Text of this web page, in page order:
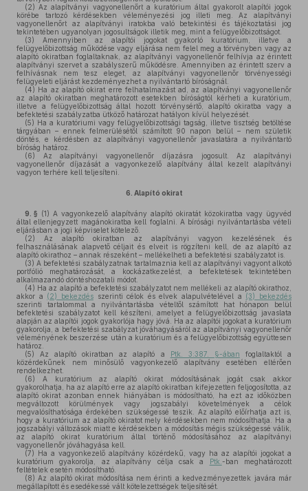
(2) Az alapítványi vagyonellenőrt a kuratórium által gyakorolt alapítói jogok
körébe tartozó kérdésekben véleményezési jog illeti meg. Az alapítványi
vagyonellenőrt az alapítványi iratokba való betekintési és tájékoztatási jog
tekintetében ugyanolyan jogosultságok illetik meg, mint a felügyelőbizottságot.
(3) Amennyiben az alapítói jogokat gyakorló kuratórium, illetve a
felügyelőbizottság működése vagy eljárása nem felel meg a törvényben vagy az
alapító okiratban foglaltaknak, az alapítványi vagyonellenőr felhívja az érintett
alapítványi szervet a szabályszerű működésre. Amennyiben az érintett szerv a
felhívásnak nem tesz eleget, az alapítványi vagyonellenőr törvényességi
felügyeleti eljárást kezdeményezhet a nyilvántartó bíróságnál.
(4) Ha az alapító okirat erre felhatalmazást ad, az alapítványi vagyonellenőr
az alapító okiratban meghatározott esetekben bíróságtól kérheti a kuratórium,
illetve a felügyelőbizottság által hozott törvénysértő, alapító okiratba vagy a
befektetési szabályzatba ütköző határozat hatályon kívül helyezését.
(5) Ha a kuratóriumi vagy felügyelőbizottsági tagság, illetve tisztség betöltése
tárgyában – ennek felmerülésétől számított 90 napon belül – nem születik
döntés, e kérdésben az alapítványi vagyonellenőr javaslatára a nyilvántartó
bíróság határoz.
(6) Az alapítványi vagyonellenőr díjazásra jogosult. Az alapítványi
vagyonellenőr díjazását a vagyonkezelő alapítvány által kezelt alapítványi
vagyon terhére kell teljesíteni.
6. Alapító okirat
9. § (1) A vagyonkezelő alapítvány alapító okiratát közokiratba vagy ügyvéd
által ellenjegyzett magánokiratba kell foglalni. A bírósági nyilvántartásba vételi
eljárásban a jogi képviselet kötelező.
(2) Az alapító okiratban az alapítványi vagyon kezelésének és
felhasználásának alapvető céljait és elveit is rögzíteni kell, de az alapító az
alapító okirathoz – annak részeként – mellékelheti a befektetési szabályzatot is.
(3) A befektetési szabályzatnak tartalmaznia kell az alapítványi vagyont alkotó
portfólió meghatározását, a kockázatkezelést, a befektetések tekintetében
alkalmazandó döntéshozatali módot.
(4) Ha az alapító a befektetési szabályzatot nem mellékeli az alapító okirathoz,
akkor a (2) bekezdésszerinti célok és elvek alapulvételével a (3) bekezdés
szerinti tartalommal a nyilvántartásba vételtől számított hat hónapon belül
befektetési szabályzatot kell készíteni, amelyet a felügyelőbizottság javaslata
alapján az alapítói jogok gyakorlója hagy jóvá. Ha az alapítói jogokat a kuratórium
gyakorolja, a befektetési szabályzat jóváhagyásáról az alapítványi vagyonellenőr
véleményének beszerzése után a kuratórium és a felügyelőbizottság együttesen
határoz.
(5) Az alapító okiratban az alapító a Ptk. 3:387. §-ában foglaltaktól a
közérdekűnek nem minősülő vagyonkezelő alapítvány esetében eltérően
rendelkezhet.
(6) A kuratórium az alapító okirat módosításának jogát csak akkor
gyakorolhatja, ha az alapító erre az alapító okiratban kifejezetten feljogosította, az
alapító okirat azonban ennek hiányában is módosítható, ha ezt az időközben
megváltozott körülmények vagy jogszabályi követelmények a célok
megvalósíthatósága érdekében szükségessé teszik. Az alapító előírhatja azt is,
hogy a kuratórium az alapító okiratot mely kérdésekben nem módosíthatja. Ha a
jogszabályi változások miatt e kérdésekben a módosítás mégis szükségessé válik,
az alapító okirat kuratórium által történő módosításához az alapítványi
vagyonellenőr jóváhagyása kell.
(7) Ha a vagyonkezelő alapítvány közérdekű, vagy ha az alapítói jogokat a
kuratórium gyakorolja, az alapítvány célja csak a
Ptk. -ban meghatározott
feltételek esetén módosítható.
(8) Az alapító okirat módosítása nem érinti a kedvezményezettek javára már
megállapított és esedékessé vált kötelezettségek teljesítését.